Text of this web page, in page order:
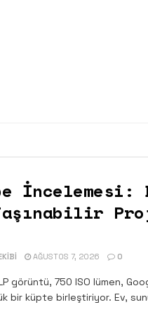
İncelemesi:
AĞUSTOS 7, 2026 0
görüntü, 750 ISO lümen,
bir küpte birleştiriyor. Ev,